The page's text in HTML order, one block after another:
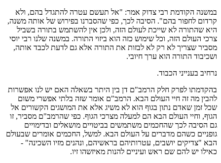
במשנה הקודמת רבי צדוק אמר: "אל תעשם עטרה להתגדל בהם, ולא
קרדום לחפור בהם". הסיבה לכך, כפי שהסברנו בפירוש של אותה משנה,
היא שהתורה לא שייכת לעולם הזה, ולכן אין להשתמש בתורה בשביל
צרכי העולם הזה, וכל שימוש כזה הוא ביזוי התורה. במשנה שלנו רבי יוסי
מסביר שצריך לא רק לא לבזות את התורה אלא גם לדעת לכבד אותה,
ושכיבוד התורה הוא ערך חיובי.
נרחיב בענייני הכבוד.
בהקדמתו לפרק חלק הרמב"ם דן בין היתר בשאלה האם יש לנו אפשרות
להבין מה זה חיי העולם הבא. הרמב"ם אומר שזה בלתי אפשרי משום
שכל זמן שאדם נתון בגוף הוא לא משיג אלא את המושגים הקשורים אל
הגוף, וחיי העולם הבא הם למעלה מצרכי הגוף. כפי שהרמב"ם מסביר, זו
גם הסיבה לכך שהחכמים משתמשים בביטויים מושאלים ובדימויים
גופניים כשהם מדברים על העולם הבא. למשל, החכמים אומרים שבעולם
הבא "צדיקים יושבים, עטרותיהם בראשיהם, ונהנים מזיו השכינה" -
כאילו יש להם שם ראש ועיניים להנות מאיזשהו זיו.